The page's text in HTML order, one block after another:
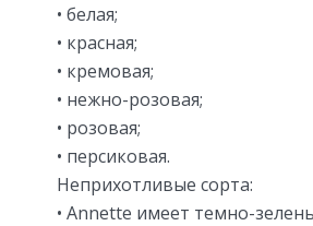
• белая;
• красная;
• кремовая;
• нежно-розовая;
• розовая;
• персиковая.
Неприхотливые сорта:
• Annette имеет темно-